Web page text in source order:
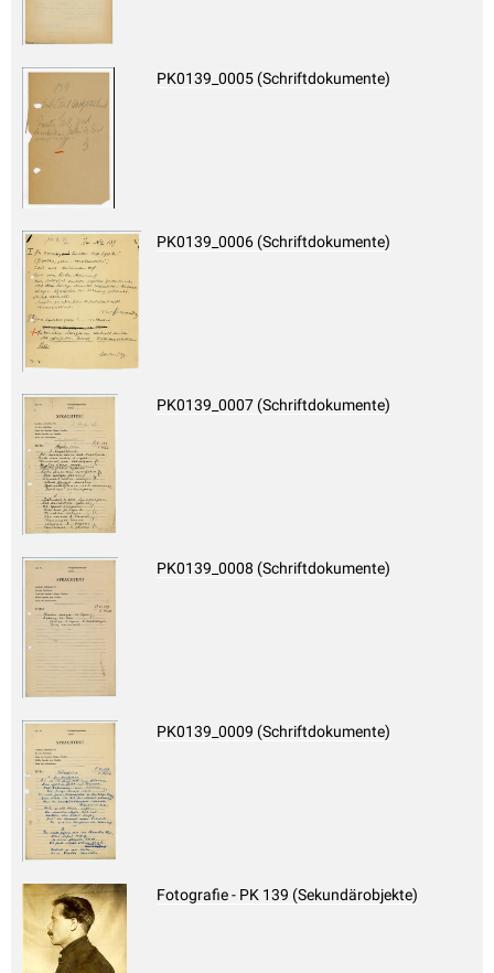
PK0139_0005 (Schriftdokumente)
PK0139_0006 (Schriftdokumente)
PK0139_0007 (Schriftdokumente)
PK0139_0008 (Schriftdokumente)
PK0139_0009 (Schriftdokumente)
Fotografie - PK 139 (Sekundärobjekte)